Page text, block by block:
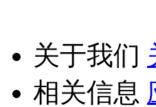
关于我们
相关信息